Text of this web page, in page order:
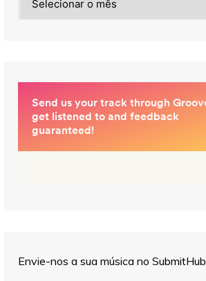
Envie-nos a sua música no SubmitHub